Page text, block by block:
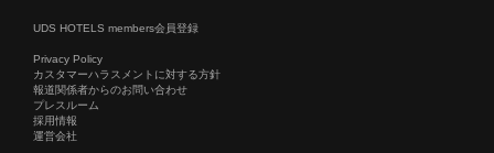
UDS HOTELS members会員登録
Privacy Policy
カスタマーハラスメントに対する方針
報道関係者からのお問い合わせ
プレスルーム
採用情報
運営会社